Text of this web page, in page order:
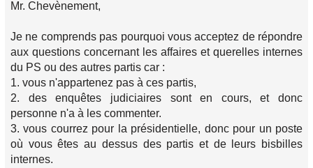
Mr. Chevènement,
Je ne comprends pas pourquoi vous acceptez de répondre
aux questions concernant les affaires et querelles internes
du PS ou des autres partis car :
1. vous n'appartenez pas à ces partis,
2. des enquêtes judiciaires sont en cours, et donc
personne n'a à les commenter.
3. vous courrez pour la présidentielle, donc pour un poste
où vous êtes au dessus des partis et de leurs bisbilles
internes.